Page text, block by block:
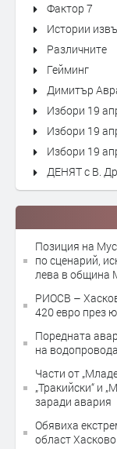
Фактор 7
Истории
Различните
Гейминг
Димитър
Избори 19
Избори 19
Избори 19
ДЕНЯТ с В.
Позиция на
по сценарий,
лева в община
РИОСВ –
420 евро през
Поредната
на
Части от
„Тракийски“ и
заради авария
Обявиха
област